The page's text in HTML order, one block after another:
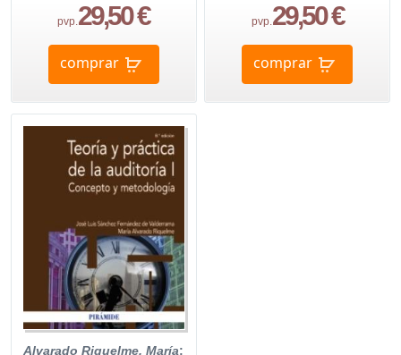
pvp.29,50 €
comprar
pvp.29,50 €
comprar
Alvarado Riquelme, María;